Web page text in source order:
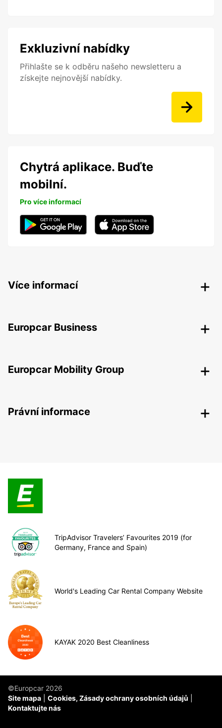
Exkluzivní nabídky
Přihlašte se k odběru našeho newsletteru a
získejte nejnovější nabídky.
Chytrá aplikace. Buďte
mobilní.
Pro více informací
Více informací
Europcar Business
Europcar Mobility Group
Právní informace
TripAdvisor Travelers’ Favourites 2019 (for
Germany, France and Spain)
World's Leading Car Rental Company Website
KAYAK 2020 Best Cleanliness
©Europcar 2026
Site mapa
Cookies, Zásady ochrany osobních údajů
Kontaktujte nás